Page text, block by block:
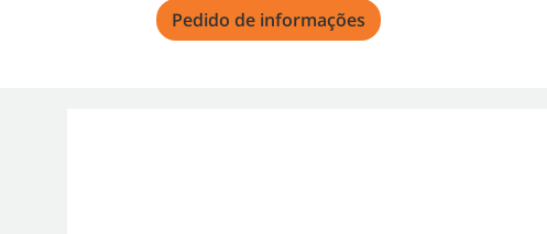
Pedido de informações